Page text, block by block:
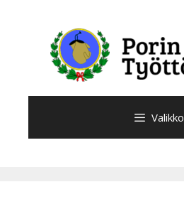
Valikko